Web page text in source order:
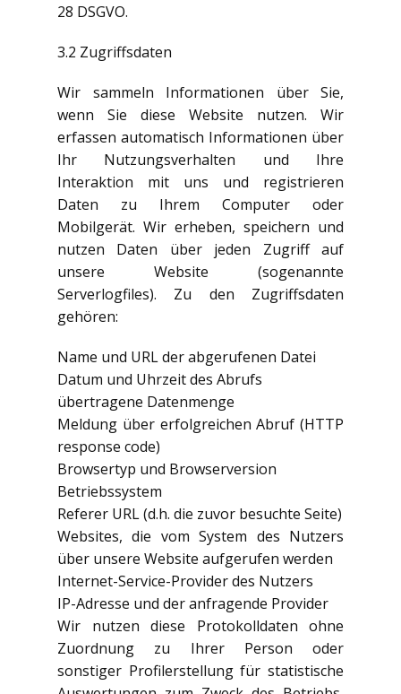
28 DSGVO.
3.2 Zugriffsdaten
Wir sammeln Informationen über Sie,
wenn Sie diese Website nutzen. Wir
erfassen automatisch Informationen über
Ihr Nutzungsverhalten und Ihre
Interaktion mit uns und registrieren
Daten zu Ihrem Computer oder
Mobilgerät. Wir erheben, speichern und
nutzen Daten über jeden Zugriff auf
unsere Website (sogenannte
Serverlogfiles). Zu den Zugriffsdaten
gehören:
Name und URL der abgerufenen Datei
Datum und Uhrzeit des Abrufs
übertragene Datenmenge
Meldung über erfolgreichen Abruf (HTTP
response code)
Browsertyp und Browserversion
Betriebssystem
Referer URL (d.h. die zuvor besuchte Seite)
Websites, die vom System des Nutzers
über unsere Website aufgerufen werden
Internet-Service-Provider des Nutzers
IP-Adresse und der anfragende Provider
Wir nutzen diese Protokolldaten ohne
Zuordnung zu Ihrer Person oder
sonstiger Profilerstellung für statistische